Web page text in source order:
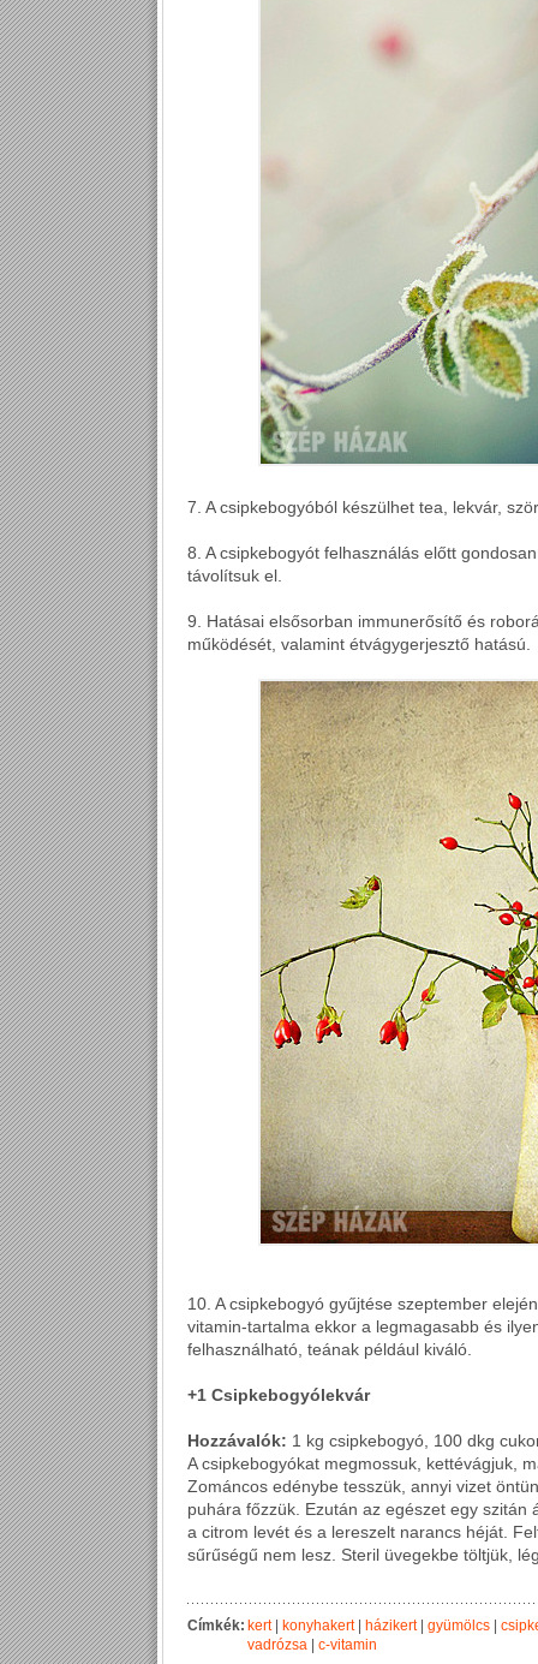
7. A csipkebogyóból készülhet tea, lekvár,
8. A csipkebogyót felhasználás előtt
távolítsuk el.
9. Hatásai elsősorban immunerősítő és
működését, valamint étvágygerjesztő hatású.
10. A csipkebogyó gyűjtése szeptember
vitamin-tartalma ekkor a legmagasabb és
felhasználható, teának például kiváló.
+1 Csipkebogyólekvár
Hozzávalók: 1 kg csipkebogyó, 100 dkg
A csipkebogyókat megmossuk, kettévágjuk,
Zománcos edénybe tesszük, annyi vizet
puhára főzzük. Ezután az egészet egy
a citrom levét és a lereszelt narancs héját.
sűrűségű nem lesz. Steril üvegekbe töltjük,
Címkék: kert| konyhakert| házikert| gyümölcs
vadrózsa
c-vitamin